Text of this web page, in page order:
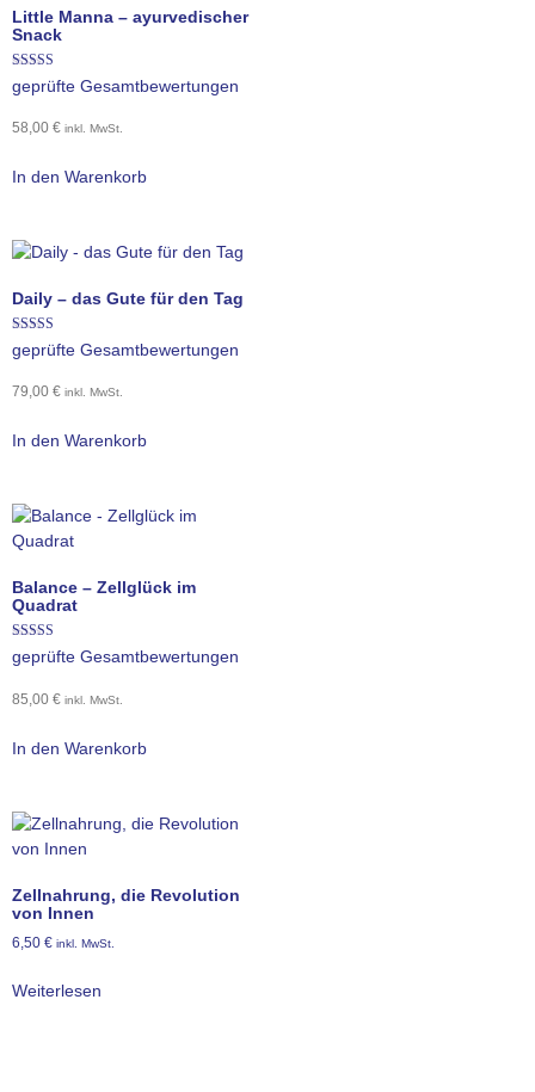
Little Manna – ayurvedischer
Snack
Bewertet mit
5.00
geprüfte Gesamtbewertungen
58,00 € inkl. MwSt.
In den Warenkorb
Daily – das Gute für den Tag
Bewertet mit
4.93
geprüfte Gesamtbewertungen
79,00 € inkl. MwSt.
In den Warenkorb
Balance – Zellglück im
Quadrat
Bewertet mit
4.91
geprüfte Gesamtbewertungen
85,00 € inkl. MwSt.
In den Warenkorb
Zellnahrung, die Revolution
von Innen
6,50 € inkl. MwSt.
Weiterlesen